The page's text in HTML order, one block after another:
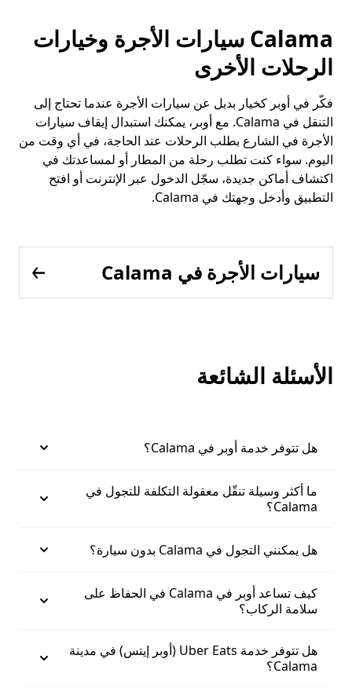
Calama سيارات الأجرة وخيارات
الرحلات الأخرى
فكّر في أوبر كخيار بديل عن سيارات الأجرة عندما تحتاج إلى
التنقل في Calama. مع أوبر، يمكنك استبدال إيقاف سيارات
الأجرة في الشارع بطلب الرحلات عند الحاجة، في أي وقت من
اليوم. سواء كنت تطلب رحلة من المطار أو لمساعدتك في
اكتشاف أماكن جديدة، سجّل الدخول عبر الإنترنت أو افتح
التطبيق وأدخل وجهتك في Calama.
سيارات الأجرة في Calama
الأسئلة الشائعة
هل تتوفر خدمة أوبر في Calama؟
ما أكثر وسيلة تنقّل معقولة التكلفة للتجول في
Calama؟
هل يمكنني التجول في Calama بدون سيارة؟
كيف تساعد أوبر في Calama في الحفاظ على
سلامة الركاب؟
هل تتوفر خدمة Uber Eats (أوبر إيتس) في مدينة
Calama؟